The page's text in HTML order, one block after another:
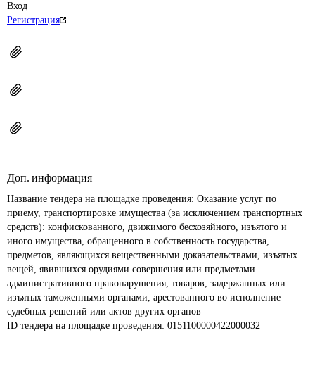
Вход
Регистрация
Доп. информация
Название тендера на площадке проведения: Оказание услуг по
приему, транспортировке имущества (за исключением транспортных
средств): конфискованного, движимого бесхозяйного, изъятого и
иного имущества, обращенного в собственность государства,
предметов, являющихся вещественными доказательствами, изъятых
вещей, явившихся орудиями совершения или предметами
административного правонарушения, товаров, задержанных или
изъятых таможенными органами, арестованного во исполнение
судебных решений или актов других органов
ID тендера на площадке проведения: 0151100000422000032